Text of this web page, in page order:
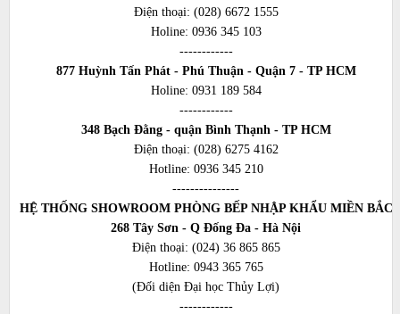
Điện thoại: (028) 6672 1555
Holine: 0936 345 103
------------
877 Huỳnh Tấn Phát - Phú Thuận - Quận 7 - TP HCM
Holine: 0931 189 584
------------
348 Bạch Đằng - quận Bình Thạnh - TP HCM
Điện thoại: (028) 6275 4162
Hotline: 0936 345 210
---------------
HỆ THỐNG SHOWROOM PHÒNG BẾP NHẬP KHẨU MIỀN BẮC
268 Tây Sơn - Q Đống Đa - Hà Nội
Điện thoại: (024) 36 865 865
Hotline: 0943 365 765
(Đối diện Đại học Thủy Lợi)
------------